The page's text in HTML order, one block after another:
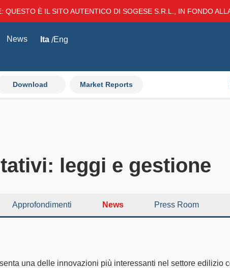
È IL SITO AUTENTICO DI SOGESE S.R.L., IN FONDO
Download Market Reports
News Ita Eng
leggi e gestione
Approfondimenti News Press Room
una delle innovazioni più interessanti nel settore edilizio